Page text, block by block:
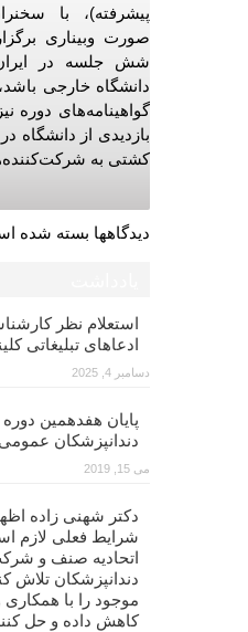
پیشرفته)، با
صورت وبیناری
شش جلسه در
دانشگاه خارجی
گواهینامه‌های دوره
بازدیدی از
کشتی به
دیدگاهها بسته شده
استعلام نظر
ادعاهای تبلیغاتی
دسامبر 4, 2025
پایان هفدهمین
دندانپزشکان عمومی
می 15, 2019
دکتر شهنی زاده
شرایط فعلی لازم
اتحادیه صنف و
دندانپزشکان تلاش
موجود را با همکاری
کاهش داده و حل